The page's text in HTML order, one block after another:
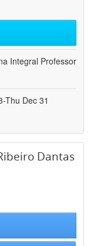
Integral Professor
Thu Dec 31
Dantas